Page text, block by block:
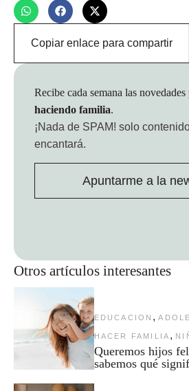
Copiar enlace para compartir
Otros artículos interesantes
EDUCACION ,
HACER FAMILIA ,
Queremos hijos
sabemos qué
Recibe cada semana las novedades
haciendo familia.
¡Nada de SPAM! solo
encantará.
Apuntarme a la